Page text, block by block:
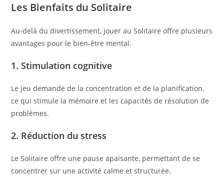
Les Bienfaits du Solitaire
Au-delà du divertissement, jouer au Solitaire offre plusieurs
avantages pour le bien-être mental.
1. Stimulation cognitive
Le jeu demande de la concentration et de la planification,
ce qui stimule la mémoire et les capacités de résolution de
problèmes.
2. Réduction du stress
Le Solitaire offre une pause apaisante, permettant de se
concentrer sur une activité calme et structurée.